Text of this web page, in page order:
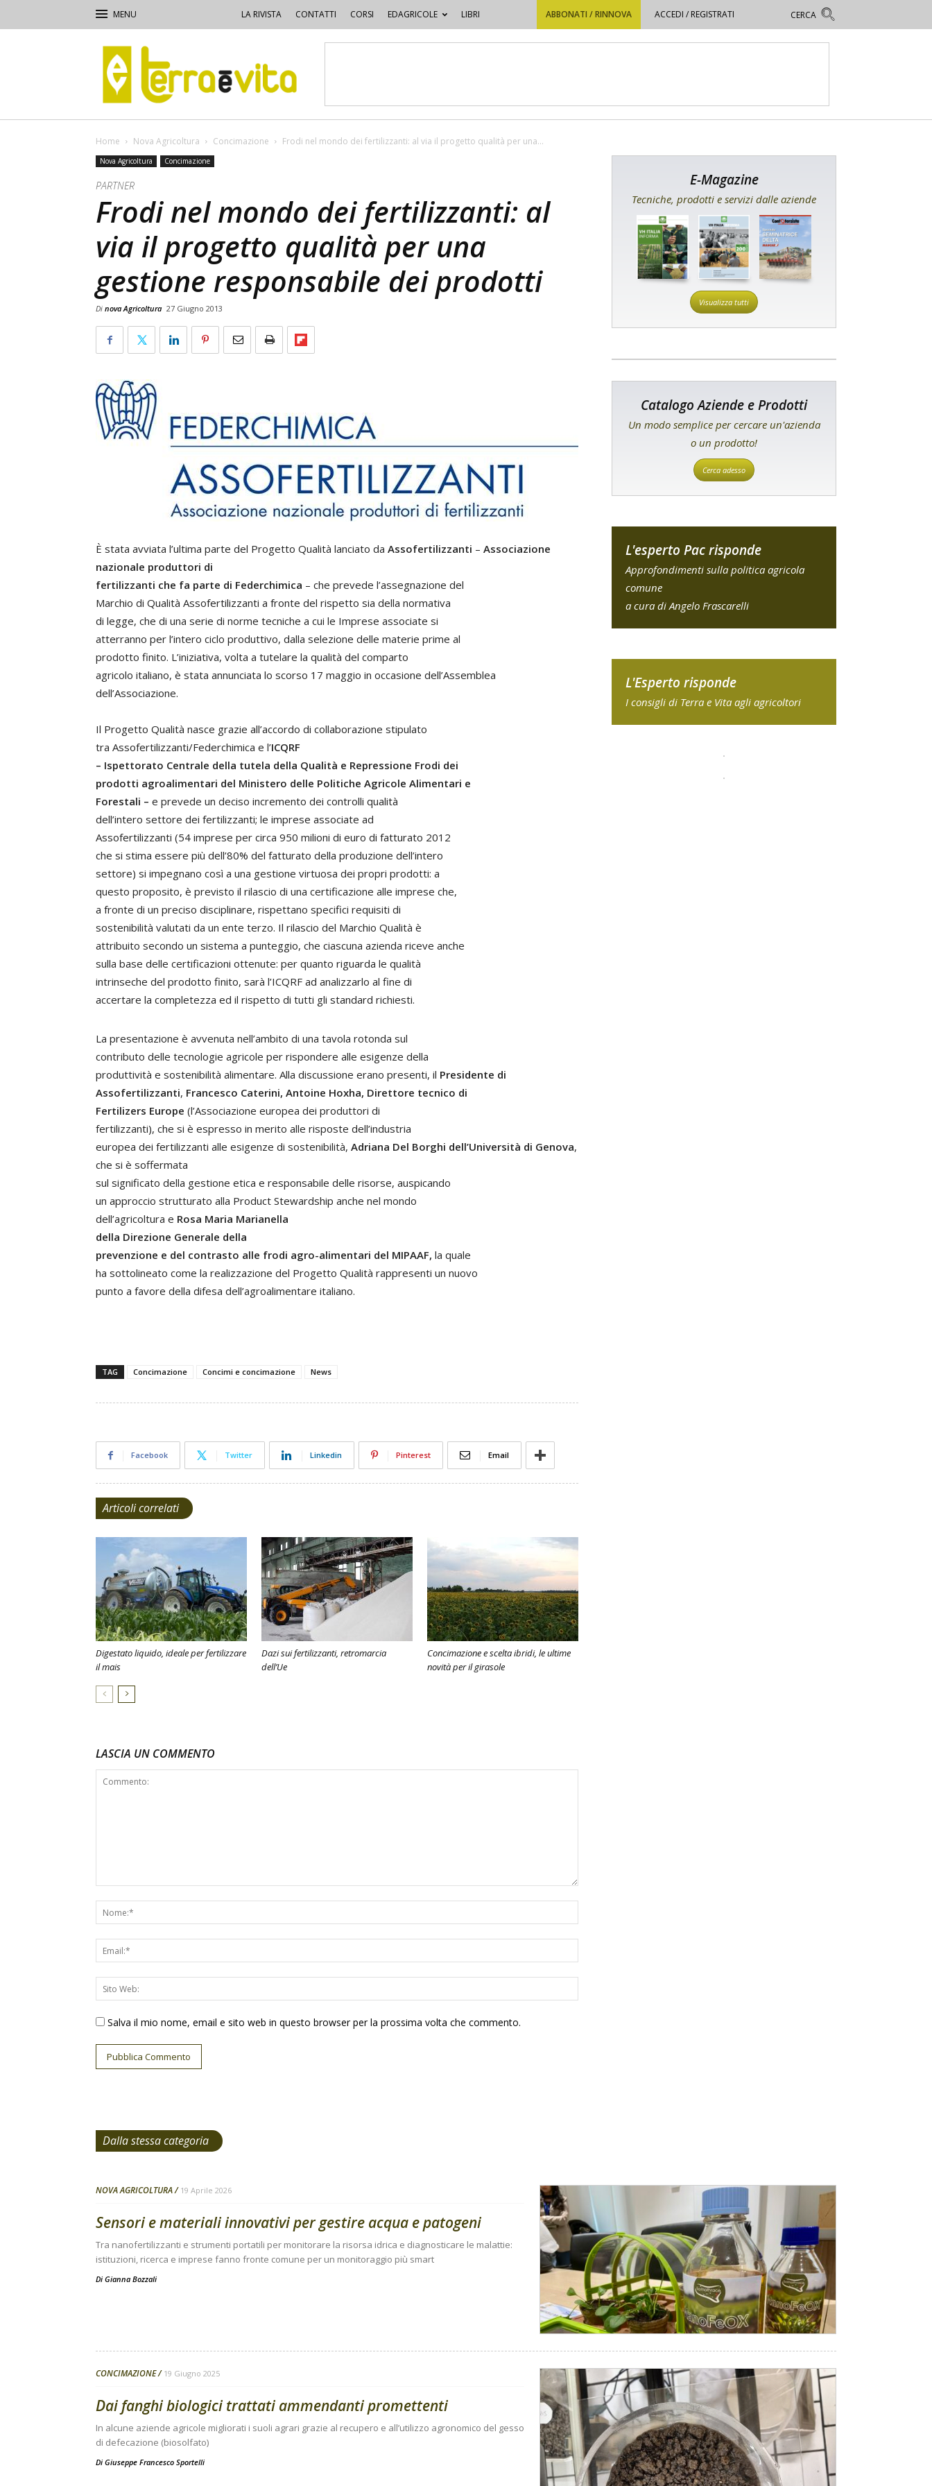
LA RIVISTA CONTATTI CORSI EDAGRICOLE LIBRI ABBONATI / RINNOVA ACCEDI / REGISTRATI
Terra
e
Vita
Home Nova Agricoltura Concimazione Frodi nel mondo dei fertilizzanti: al via il progetto qualità per una...
Nova Agricoltura Concimazione
PARTNER
Frodi nel mondo dei fertilizzanti: al
via il progetto qualità per una
gestione responsabile dei prodotti
Di nova Agricoltura 27 Giugno 2013
È stata avviata l’ultima parte del Progetto Qualità lanciato da Assofertilizzanti – Associazione
nazionale produttori di
fertilizzanti che fa parte di Federchimica – che prevede l’assegnazione del
Marchio di Qualità Assofertilizzanti a fronte del rispetto sia della normativa
di legge, che di una serie di norme tecniche a cui le Imprese associate si
atterranno per l’intero ciclo produttivo, dalla selezione delle materie prime al
prodotto finito. L’iniziativa, volta a tutelare la qualità del comparto
agricolo italiano, è stata annunciata lo scorso 17 maggio in occasione dell’Assemblea
dell’Associazione.
Il Progetto Qualità nasce grazie all’accordo di collaborazione stipulato
tra Assofertilizzanti/Federchimica e l’ICQRF
– Ispettorato Centrale della tutela della Qualità e Repressione Frodi dei
prodotti agroalimentari del Ministero delle Politiche Agricole Alimentari e
Forestali – e prevede un deciso incremento dei controlli qualità
dell’intero settore dei fertilizzanti; le imprese associate ad
Assofertilizzanti (54 imprese per circa 950 milioni di euro di fatturato 2012
che si stima essere più dell’80% del fatturato della produzione dell’intero
settore) si impegnano così a una gestione virtuosa dei propri prodotti: a
questo proposito, è previsto il rilascio di una certificazione alle imprese che,
a fronte di un preciso disciplinare, rispettano specifici requisiti di
sostenibilità valutati da un ente terzo. Il rilascio del Marchio Qualità è
attribuito secondo un sistema a punteggio, che ciascuna azienda riceve anche
sulla base delle certificazioni ottenute: per quanto riguarda le qualità
intrinseche del prodotto finito, sarà l’ICQRF ad analizzarlo al fine di
accertare la completezza ed il rispetto di tutti gli standard richiesti.
La presentazione è avvenuta nell’ambito di una tavola rotonda sul
contributo delle tecnologie agricole per rispondere alle esigenze della
produttività e sostenibilità alimentare. Alla discussione erano presenti, il Presidente di
Assofertilizzanti, Francesco Caterini, Antoine Hoxha, Direttore tecnico di
Fertilizers Europe (l’Associazione europea dei produttori di
fertilizzanti), che si è espresso in merito alle risposte dell’industria
europea dei fertilizzanti alle esigenze di sostenibilità, Adriana Del Borghi dell’Università di Genova,
che si è soffermata
sul significato della gestione etica e responsabile delle risorse, auspicando
un approccio strutturato alla Product Stewardship anche nel mondo
dell’agricoltura e Rosa Maria Marianella
della Direzione Generale della
prevenzione e del contrasto alle frodi agro-alimentari del MIPAAF, la quale
ha sottolineato come la realizzazione del Progetto Qualità rappresenti un nuovo
punto a favore della difesa dell’agroalimentare italiano.
TAG Concimazione Concimi e concimazione News
Facebook Twitter Linkedin Pinterest Email
Articoli correlati
Digestato liquido, ideale per fertilizzare
il mais
Dazi sui fertilizzanti, retromarcia
dell’Ue
Concimazione e scelta ibridi, le ultime
novità per il girasole
LASCIA UN COMMENTO
Salva il mio nome, email e sito web in questo browser per la prossima volta che commento.
E-Magazine
Tecniche, prodotti e servizi dalle aziende
Visualizza tutti
Catalogo Aziende e Prodotti
Un modo semplice per cercare un'azienda
o un prodotto!
Cerca adesso
L'esperto Pac risponde
Approfondimenti sulla politica agricola
comune
a cura di Angelo Frascarelli
L'Esperto risponde
I consigli di Terra e Vita agli agricoltori
Dalla stessa categoria
NOVA AGRICOLTURA 19 Aprile 2026
Sensori e materiali innovativi per gestire acqua e patogeni
Tra nanofertilizzanti e strumenti portatili per monitorare la risorsa idrica e diagnosticare le malattie:
istituzioni, ricerca e imprese fanno fronte comune per un monitoraggio più smart
Di Gianna Bozzali
CONCIMAZIONE 19 Giugno 2025
Dai fanghi biologici trattati ammendanti promettenti
In alcune aziende agricole migliorati i suoli agrari grazie al recupero e all’utilizzo agronomico del gesso
di defecazione (biosolfato)
Di Giuseppe Francesco Sportelli